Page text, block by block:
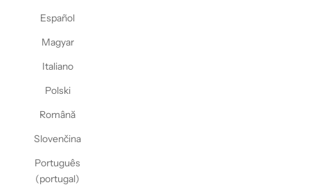
Español
Magyar
Italiano
Polski
Română
Slovenčina
Português
(portugal)